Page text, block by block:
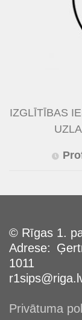
IZGLĪTĪBAS
© Rīgas 1.
Adrese:
1011
Privātuma